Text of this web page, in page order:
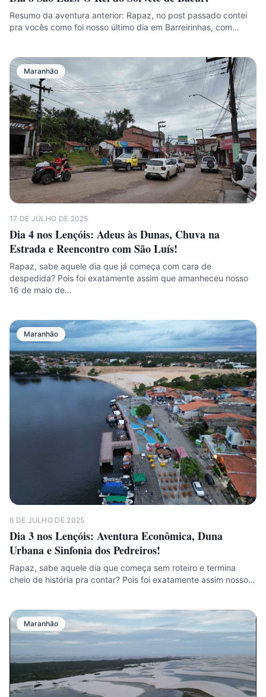
Resumo da aventura anterior: Rapaz, no post passado contei
pra vocês como foi nosso último dia em Barreirinhas, com…
Maranhão
17 DE JULHO DE 2025
Dia 4 nos Lençóis: Adeus às Dunas, Chuva na
Estrada e Reencontro com São Luís!
Rapaz, sabe aquele dia que já começa com cara de
despedida? Pois foi exatamente assim que amanheceu nosso
16 de maio de…
Maranhão
6 DE JULHO DE 2025
Dia 3 nos Lençóis: Aventura Econômica, Duna
Urbana e Sinfonia dos Pedreiros!
Rapaz, sabe aquele dia que começa sem roteiro e termina
cheio de história pra contar? Pois foi exatamente assim nosso…
Maranhão